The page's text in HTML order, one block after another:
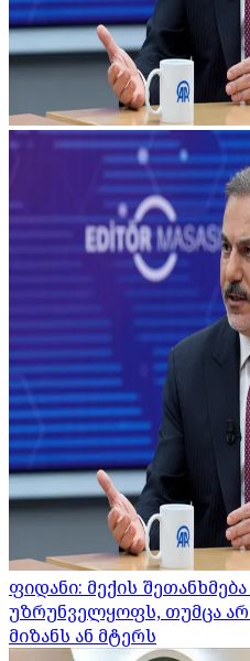
ფიდანი: მექის
უზრუნველყოფს, თუმცა
მიზანს ან მტერს